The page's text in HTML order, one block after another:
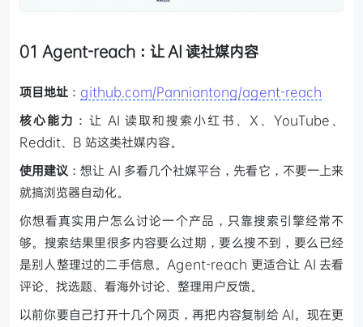
01 Agent-reach：让 AI 读社媒内容
项目地址 ： github.com/Panniantong/agent-reach
核心能力 ：让 AI 读取和搜索小红书、X、YouTube、
Reddit、B 站这类社媒内容。
使用建议 ：想让 AI 多看几个社媒平台，先看它，不要一上来
就搞浏览器自动化。
你想看真实用户怎么讨论一个产品，只靠搜索引擎经常不
够。搜索结果里很多内容要么过期，要么搜不到，要么已经
是别人整理过的二手信息。Agent-reach 更适合让 AI 去看
评论、找选题、看海外讨论、整理用户反馈。
以前你要自己打开十几个网页，再把内容复制给 AI。现在更